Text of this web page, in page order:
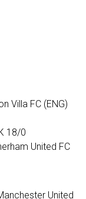
Villa FC (ENG)
18/0
United FC
United